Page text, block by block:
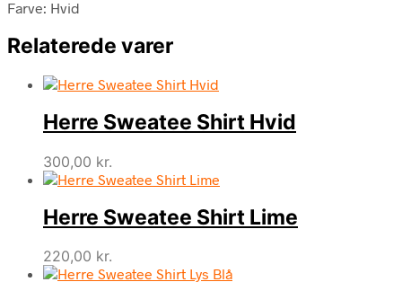
Farve: Hvid
Relaterede varer
Herre Sweatee Shirt Hvid
300,00 kr.
Herre Sweatee Shirt Lime
220,00 kr.